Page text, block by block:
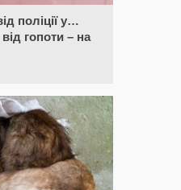
поліції у…
гопоти – на